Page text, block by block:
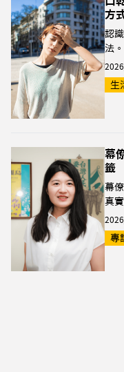
方
認
法。
生
幕
籤
幕
真
專